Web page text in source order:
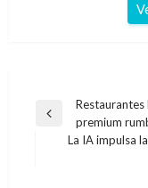
Navegación
Entrada
anterior
Restaurantes
premium
La IA impulsa